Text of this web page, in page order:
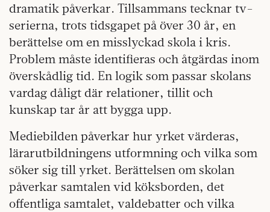
dramatik påverkar. Tillsammans tecknar tv-
serierna, trots tidsgapet på över 30 år, en
berättelse om en misslyckad skola i kris.
Problem måste identifieras och åtgärdas inom
överskådlig tid. En logik som passar skolans
vardag dåligt där relationer, tillit och
kunskap tar år att bygga upp.
Mediebilden påverkar hur yrket värderas,
lärarutbildningens utformning och vilka som
söker sig till yrket. Berättelsen om skolan
påverkar samtalen vid köksborden, det
offentliga samtalet, valdebatter och vilka